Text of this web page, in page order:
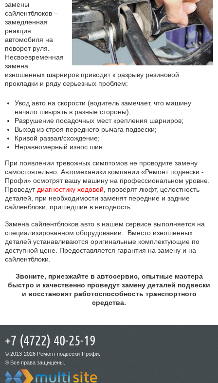
замены
сайлентблоков –
замедленная
реакция
автомобиля на
поворот руля.
Несвоевременная
замена
изношенных шарниров приводит к разрыву резиновой
прокладки и ряду серьезных проблем:
Увод авто на скорости (водитель замечает, что машину
начало швырять в разные стороны);
Разрушение посадочных мест крепления шарниров;
Выход из строя переднего рычага подвески;
Кривой развал/схождение;
Неравномерный износ шин.
При появлении тревожных симптомов не проводите замену
самостоятельно. Автомеханики компании «Ремонт подвески -
Профи» осмотрят вашу машину на профессиональном уровне.
Проведут диагностику ходовой , проверят люфт, целостность
деталей, при необходимости заменят передние и задние
сайленблоки, пришедшие в негодность.
Замена сайлентблоков авто в нашем сервисе выполняется на
специализированном оборудовании. Вместо изношенных
деталей устанавливаются оригинальные комплектующие по
доступной цене. Предоставляется гарантия на замену и на
сайлентблоки.
Звоните, приезжайте в автосервис, опытные мастера
быстро и качественно проведут замену деталей подвески
и восстановят работоспособность транспортного
средства.
© 2013-2026 Ремонт подвески-Профи.
® Все права защищены.
+7 (4722) 40-25-19